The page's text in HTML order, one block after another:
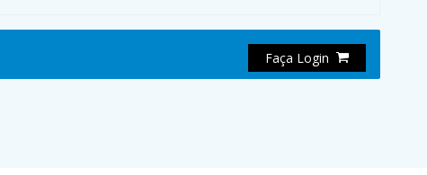
Faça Login